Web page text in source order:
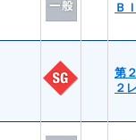
Ｂ
第
２